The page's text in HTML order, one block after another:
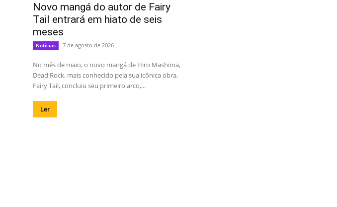
Novo mangá do autor de Fairy
Tail entrará em hiato de seis
meses
Notícias 7 de agosto de 2026
No mês de maio, o novo mangá de Hiro Mashima,
Dead Rock, mais conhecido pela sua icônica obra,
Fairy Tail, concluiu seu primeiro arco,...
Ler